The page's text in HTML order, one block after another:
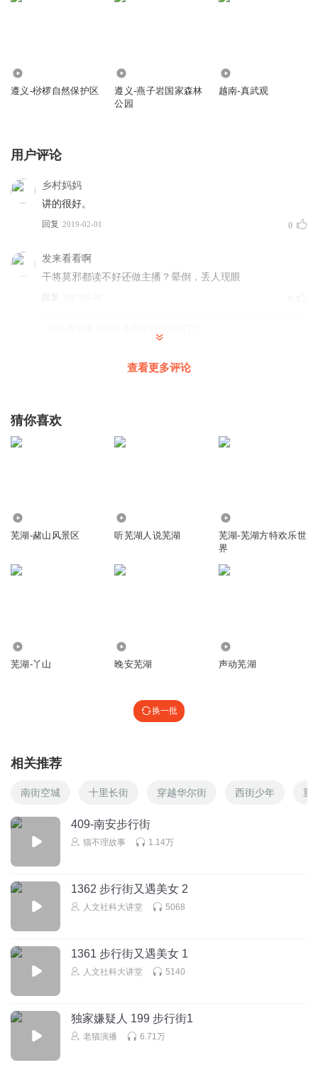
遵义-桫椤自然保护区
遵义-燕子岩国家森林
公园
越南-真武观
用户评论
乡村妈妈
讲的很好。
回复 2019-02-01 0
发来看看啊
干将莫邪都读不好还做主播？晕倒，丢人现眼
回复
查看更多评论
猜你喜欢
芜湖-赭山风景区 听芜湖人说芜湖
芜湖-芜湖方特欢乐世
界
芜湖-丫山 晚安芜湖 声动芜湖
换一批
相关推荐
南街空城 十里长街 穿越华尔街 西街少年 重
409-南安步行街
猫不理故事 1.14万
1362 步行街又遇美女 2
人文社科大讲堂 5068
1361 步行街又遇美女 1
人文社科大讲堂 5140
独家嫌疑人 199 步行街1
老猫演播 6.71万